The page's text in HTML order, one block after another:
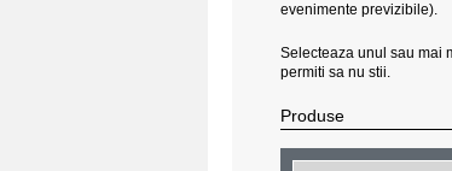
evenimente previzibile).
Selecteaza unul sau mai
permiti sa nu stii.
Produse